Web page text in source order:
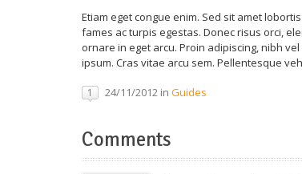
Etiam eget congue enim. Sed sit amet
fames ac turpis egestas. Donec risus orci,
ornare in eget arcu. Proin adipiscing, nibh
ipsum. Cras vitae arcu sem. Pellentesque
1 24/11/2012 in Guides
Comments